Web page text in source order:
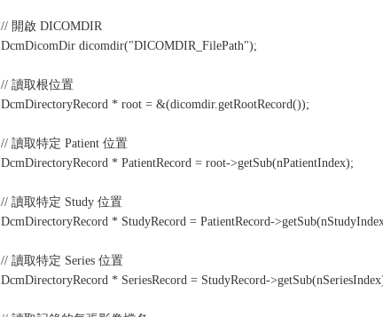
// 開啟 DICOMDIR
DcmDicomDir dicomdir("DICOMDIR_FilePath");
// 讀取根位置
DcmDirectoryRecord * root = &(dicomdir.getRootRecord());
// 讀取特定 Patient 位置
DcmDirectoryRecord * PatientRecord = root->getSub(nPatientIndex);
// 讀取特定 Study 位置
DcmDirectoryRecord * StudyRecord = PatientRecord-
// 讀取特定 Series 位置
DcmDirectoryRecord * SeriesRecord = StudyRecord-